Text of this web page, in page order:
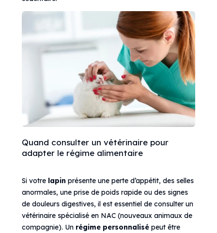
Quand consulter un vétérinaire pour
adapter le régime alimentaire
Si votre lapin présente une perte d’appétit, des selles
anormales, une prise de poids rapide ou des signes
de douleurs digestives, il est essentiel de consulter un
vétérinaire spécialisé en NAC (nouveaux animaux de
compagnie). Un régime personnalisépeut être